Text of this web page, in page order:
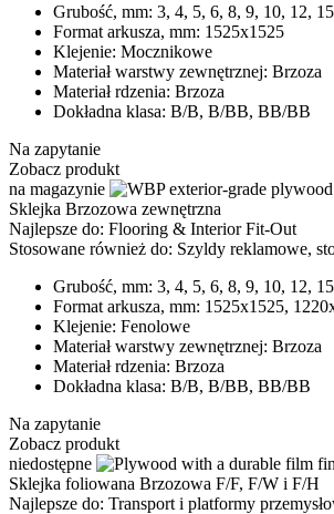
Grubość, mm: 3, 4, 5, 6, 8, 9, 10, 12,
Format arkusza, mm: 1525x1525
Klejenie: Mocznikowe
Materiał warstwy zewnętrznej: Brzoza
Materiał rdzenia: Brzoza
Dokładna klasa: B/B, B/BB, BB/BB
Na zapytanie
Zobacz produkt
na magazynie
Sklejka Brzozowa zewnętrzna
Najlepsze do: Flooring & Interior Fit-Out
Stosowane również do: Szyldy reklamowe,
Grubość, mm: 3, 4, 5, 6, 8, 9, 10, 12,
Format arkusza, mm: 1525x1525,
Klejenie: Fenolowe
Materiał warstwy zewnętrznej: Brzoza
Materiał rdzenia: Brzoza
Dokładna klasa: B/B, B/BB, BB/BB
Na zapytanie
Zobacz produkt
niedostępne
Sklejka foliowana Brzozowa F/F, F/W i F/H
Najlepsze do: Transport i platformy